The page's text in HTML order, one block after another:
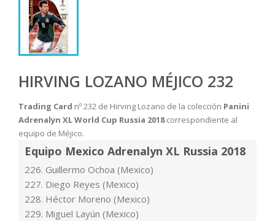
HIRVING LOZANO MÉJICO 232
Trading Card nº 232 de Hirving Lozano de la colección Panini
Adrenalyn XL World Cup Russia 2018correspondiente al
equipo de Méjico.
Equipo Mexico Adrenalyn XL Russia 2018
226. Guillermo Ochoa (Mexico)
227. Diego Reyes (Mexico)
228. Héctor Moreno (Mexico)
229. Miguel Layún (Mexico)